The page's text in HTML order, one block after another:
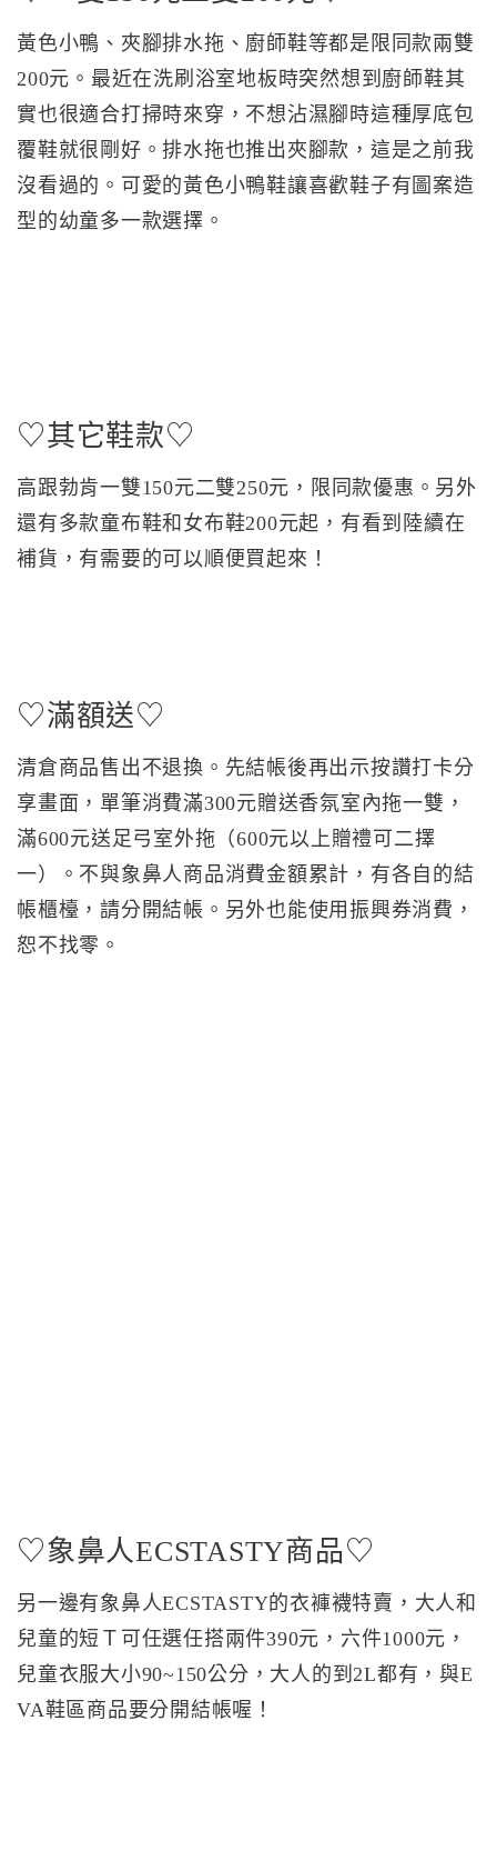
黃色小鴨、夾腳排水拖、廚師鞋等都是限同款兩雙
200元。最近在洗刷浴室地板時突然想到廚師鞋其
實也很適合打掃時來穿，不想沾濕腳時這種厚底包
覆鞋就很剛好。排水拖也推出夾腳款，這是之前我
沒看過的。可愛的黃色小鴨鞋讓喜歡鞋子有圖案造
型的幼童多一款選擇。
♡其它鞋款♡
高跟勃肯一雙150元二雙250元，限同款優惠。另外
還有多款童布鞋和女布鞋200元起，有看到陸續在
補貨，有需要的可以順便買起來！
♡滿額送♡
清倉商品售出不退換。先結帳後再出示按讚打卡分
享畫面，單筆消費滿300元贈送香氛室內拖一雙，
滿600元送足弓室外拖（600元以上贈禮可二擇
一）。不與象鼻人商品消費金額累計，有各自的結
帳櫃檯，請分開結帳。另外也能使用振興券消費，
恕不找零。
♡象鼻人ECSTASTY商品♡
另一邊有象鼻人ECSTASTY的衣褲襪特賣，大人和
兒童的短Ｔ可任選任搭兩件390元，六件1000元，
兒童衣服大小90~150公分，大人的到2L都有，與E
VA鞋區商品要分開結帳喔！